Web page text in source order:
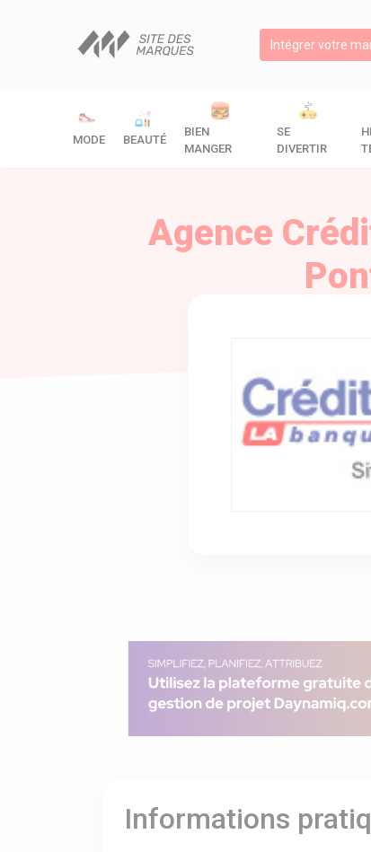
Intégrer votre
MODE BEAUTÉ
BIEN
MANGER
SE
DIVERTIR
Agence
Informations